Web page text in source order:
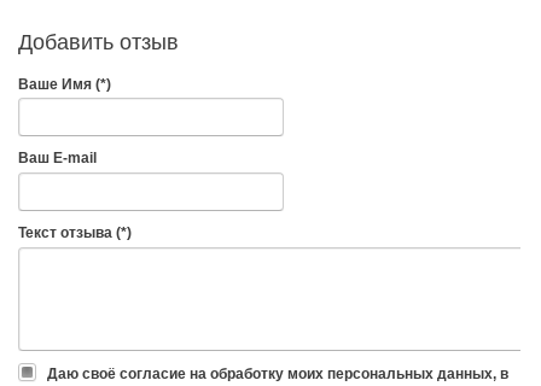
Добавить отзыв
Ваше Имя (*)
Ваш E-mail
Текст отзыва (*)
Даю своё согласие на обработку моих персональных данных, в